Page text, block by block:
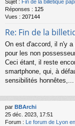
Sujet : Fin de la billetique
Réponses : 125
Vues : 207144
Re: Fin de la
On est d'accord, il n'y
pour les non
Ceci étant, il reste
smartphone, qui, à
sensibilités honnêtes,...
par BBArchi
25 déc. 2023, 17:51
Forum : Le forum de Lyon